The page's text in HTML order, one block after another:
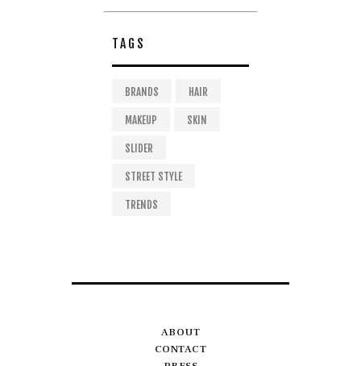
TAGS
BRANDS HAIR
MAKEUP SKIN
SLIDER
STREET STYLE
TRENDS
ABOUT
CONTACT